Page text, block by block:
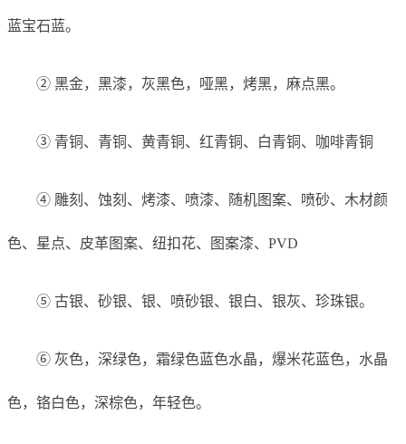
蓝宝石蓝。
② 黑金，黑漆，灰黑色，哑黑，烤黑，麻点黑。
③ 青铜、青铜、黄青铜、红青铜、白青铜、咖啡青铜
④ 雕刻、蚀刻、烤漆、喷漆、随机图案、喷砂、木材颜
色、星点、皮革图案、纽扣花、图案漆、PVD
⑤ 古银、砂银、银、喷砂银、银白、银灰、珍珠银。
⑥ 灰色，深绿色，霜绿色蓝色水晶，爆米花蓝色，水晶
色，铬白色，深棕色，年轻色。